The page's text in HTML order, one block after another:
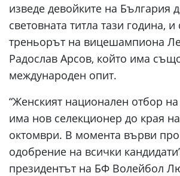
изведе девойките на България
световната титла тази година,
треньорът на вицешампиона
Радослав Арсов, който има
международен опит.
“Женският национален отбор
има нов селекционер до края
октомври. В момента върви
одобрение на всички
президентът на БФ Волейбол